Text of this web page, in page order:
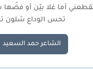
أما غلا بيّن أو
تحس الوداع شلون
الشاعر حمد السعيد